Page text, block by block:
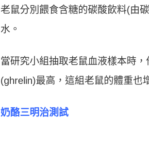
老鼠分別餵食含糖的碳酸飲料(由
水。
當研究小組抽取老鼠血液樣本時
(ghrelin)最高，這組老鼠的體重也
奶酪三明治測試